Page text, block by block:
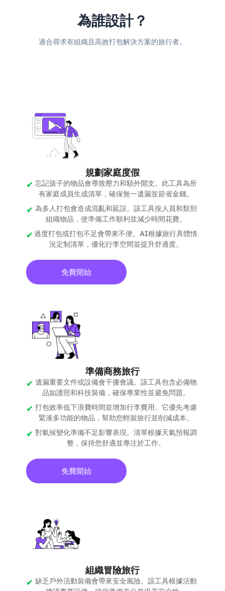
為誰設計？
適合尋求有組織且高效打包解決方案的旅行者。
規劃家庭度假
忘記孩子的物品會導致壓力和額外開支。此工具為所
有家庭成員生成清單，確保無一遺漏並節省金錢。
為多人打包會造成混亂和延誤。該工具按人員和類別
組織物品，使準備工作順利並減少時間花費。
過度打包或打包不足會帶來不便。AI根據旅行具體情
況定制清單，優化行李空間並提升舒適度。
免費開始
準備商務旅行
遺漏重要文件或設備會干擾會議。該工具包含必備物
品如護照和科技裝備，確保專業性並避免問題。
打包效率低下浪費時間並增加行李費用。它優先考慮
緊湊多功能的物品，幫助您輕裝旅行並削減成本。
對氣候變化準備不足影響表現。清單根據天氣預報調
整，保持您舒適並專注於工作。
免費開始
組織冒險旅行
缺乏戶外活動裝備會帶來安全風險。該工具根據活動